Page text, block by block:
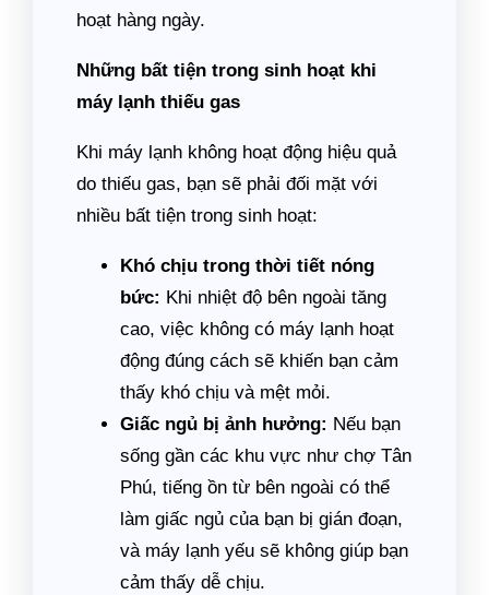
hoạt hàng ngày.
Những bất tiện trong sinh hoạt khi
máy lạnh thiếu gas
Khi máy lạnh không hoạt động hiệu quả
do thiếu gas, bạn sẽ phải đối mặt với
nhiều bất tiện trong sinh hoạt:
Khó chịu trong thời tiết nóng
bức: Khi nhiệt độ bên ngoài tăng
cao, việc không có máy lạnh hoạt
động đúng cách sẽ khiến bạn cảm
thấy khó chịu và mệt mỏi.
Giấc ngủ bị ảnh hưởng: Nếu bạn
sống gần các khu vực như chợ Tân
Phú, tiếng ồn từ bên ngoài có thể
làm giấc ngủ của bạn bị gián đoạn,
và máy lạnh yếu sẽ không giúp bạn
cảm thấy dễ chịu.